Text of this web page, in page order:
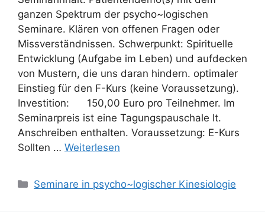
ganzen Spektrum der psycho~logischen
Seminare. Klären von offenen Fragen oder
Missverständnissen. Schwerpunkt: Spirituelle
Entwicklung (Aufgabe im Leben) und aufdecken
von Mustern, die uns daran hindern. optimaler
Einstieg für den F-Kurs (keine Voraussetzung).
Investition: 150,00 Euro pro Teilnehmer. Im
Seminarpreis ist eine Tagungspauschale lt.
Anschreiben enthalten. Voraussetzung: E-Kurs
Sollten … Weiterlesen
Kategorien
Seminare in psycho~logischer Kinesiologie